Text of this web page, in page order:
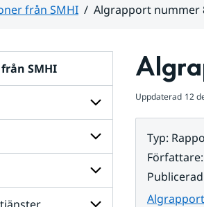
från SMHI
Algrapport nummer
SMHI
Undersidor
för
Väder
Undersidor
för
Klimat
Uppdaterad 12
Typ:
Författare:
Publicerad